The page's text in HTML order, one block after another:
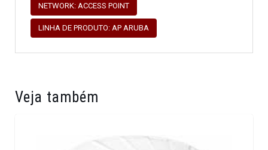
NETWORK: ACCESS POINT
LINHA DE PRODUTO: AP ARUBA
Veja também